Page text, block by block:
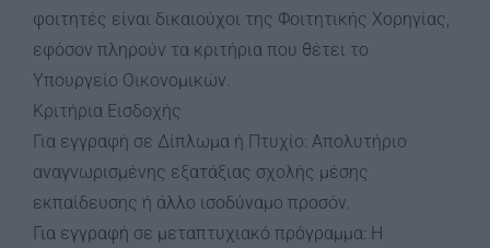
φοιτητές είναι δικαιούχοι της Φοιτητικής Χορηγίας,
εφόσον πληρούν τα κριτήρια που θέτει το
Υπουργείο Οικονομικών.
Κριτήρια Εισδοχής
Για εγγραφή σε Δίπλωμα ή Πτυχίο: Απολυτήριο
αναγνωρισμένης εξατάξιας σχολής μέσης
εκπαίδευσης ή άλλο ισοδύναμο προσόν.
Για εγγραφή σε μεταπτυχιακό πρόγραμμα: Η